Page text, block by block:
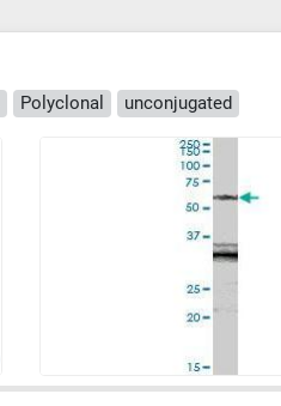
Polyclonal unconjugated